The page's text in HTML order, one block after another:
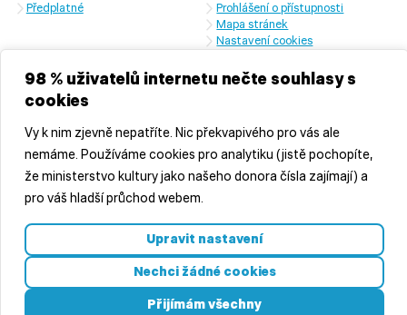
98 % uživatelů internetu nečte souhlasy s
cookies
Vy k nim zjevně nepatříte. Nic překvapivého pro vás ale
nemáme. Používáme cookies pro analytiku (jistě pochopíte,
že ministerstvo kultury jako našeho donora čísla zajímají) a
pro váš hladší průchod webem.
Upravit nastavení
Nechci žádné cookies
Přijímám všechny
Předplatné
Prohlášení o přístupnosti
Mapa stránek
Nastavení cookies
České republiky a Středočeského kraje
© 2026 Středočeská vědecká knihovna v Kladně, příspěvková
organizace